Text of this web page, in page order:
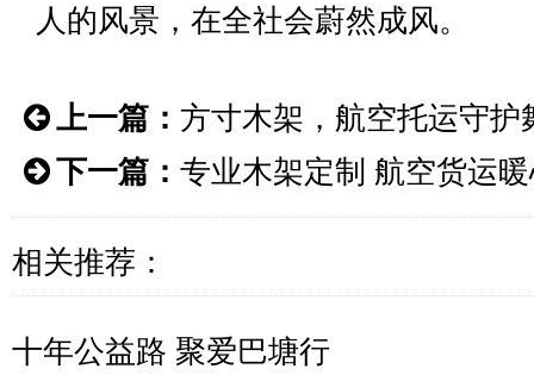
人的风景，在全社会蔚然成风。
上一篇： 方寸木架，航空托运守护
下一篇： 专业木架定制 航空货运
相关推荐：
十年公益路 聚爱巴塘行